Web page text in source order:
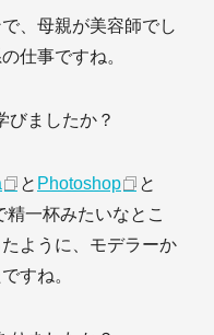
、母親が美容師でし
仕事ですね。
びましたか？
と Photoshop
と
精一杯みたいなとこ
ように、モデラーか
すね。